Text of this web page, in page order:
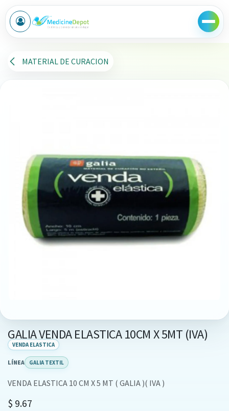
Ir al contenido
MATERIAL DE CURACION
GALIA VENDA ELASTICA 10CM X 5MT (IVA)
VENDA ELASTICA
LÍNEA GALIA TEXTIL
VENDA ELASTICA 10 CM X 5 MT ( GALIA )( IVA )
$ 9.67